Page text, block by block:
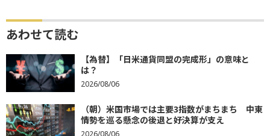
あわせて読む
【為替】「日米通貨同盟の完成形」の意味と
は？
2026/08/06
（朝）米国市場では主要3指数がまちまち 中東
情勢を巡る懸念の後退と好決算が支え